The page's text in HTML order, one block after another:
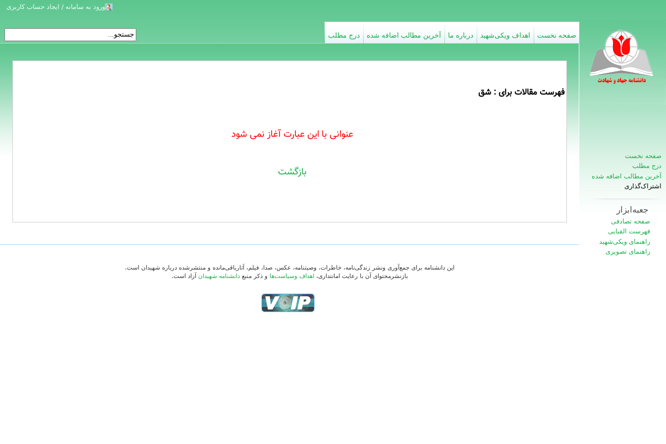
فهرست مقالات برای : شق
عنوانی با این عبارت آغاز نمی شود
بازگشت
ورود به سامانه / ایجاد حساب کاربری
درج مطلب آخرین مطالب اضافه شده درباره ما اهداف ویکی‌شهید صفحه نخست
صفحه نخست
درج مطلب
آخرین مطالب اضافه شده
اشتراک‌گذاری
جعبه‌ابزار
صفحه تصادفی
فهرست الفبایی
راهنمای ویکی‌شهید
راهنمای تصویری
این دانشنامه برای جمع‌آوری ونشر زندگی‌نامه، خاطرات، وصیتنامه، عکس، صدا، فیلم، آثارباقی‌مانده و منتشرشده درباره شهیدان است.
بازنشرمحتوای آن با رعایت امانتداری، اهداف وسیاست‌ها و ذکر منبعدانشنامه شهیدان آزاد است.